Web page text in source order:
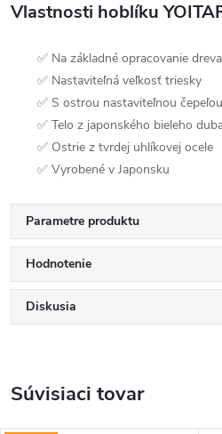
Vlastnosti hoblíku
✅ Na základné opracovanie dreva
✅ Nastaviteľná veľkosť triesky
✅ S ostrou nastaviteľnou čepeľou
✅ Telo z japonského bieleho
✅ Ostrie z tvrdej uhlíkovej ocele
✅ Vyrobené v Japonsku
Parametre produktu
Hodnotenie
Diskusia
Súvisiaci tovar